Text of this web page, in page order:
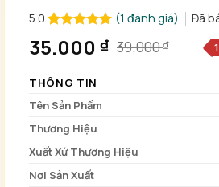
5.0
dựa trên
(1 đánh giá) Đã
39.000₫
Giá
gốc
là:
39.000 ₫.
35.000 ₫
Giá
hiện
tại
là:
35.000 ₫.
THÔNG TIN
Tên Sản Phẩm
Thương Hiệu
Xuất Xứ Thương Hiệu
Nơi Sản Xuất